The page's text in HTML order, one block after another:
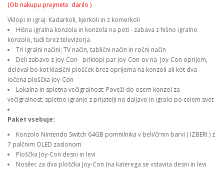
(Ob nakupu prejmete darilo )
Vklopi in igraj: Kadarkoli, kjerkoli in z komerkoli
Hišna igralna konzola in konzola na poti - zabava z hišno igralno
konzolo, tudi brez televizorja.
Tri igralni načini: TV način, tablični način in ročni način
Deli zabavo z Joy-Con - priklopi par Joy-Con-ov na Joy-Con oprijem,
deloval bo kot klasični plošček brez oprijema na konzoli ali kot dva
ločena ploščka Joy-Con
Lokalna in spletna večigralnost: Poveži do osem konzol za
večigralnost; spletno igranje z prijatelji na daljavo in igralci po celem svet
Paket vsebuje:
Konzolo Nintendo Switch 64GB pomnilnika v beli/črnin barvi ( IZBERI ) z
7 palčnim OLED zaslonom
Ploščka Joy-Con desni in levi
Nosilec za dva ploščka Joy-Con (na katerega se vstavita desni in levi